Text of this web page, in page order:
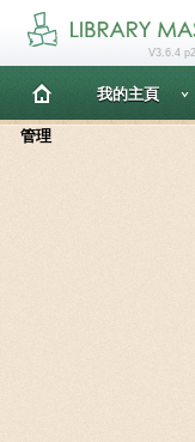
V3.6.4
我的主頁
管理